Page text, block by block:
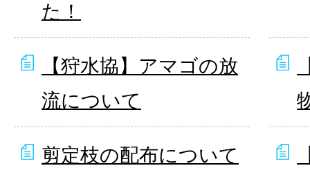
た！
【狩水協】アマゴの放
流について
剪定枝の配布について